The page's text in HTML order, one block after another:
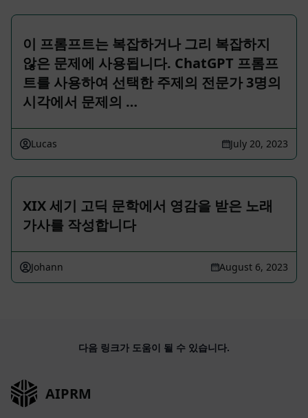
이 프롬프트는 복잡하거나 그리 복잡하지
않은 문제에 사용됩니다. ChatGPT 프롬프
트를 사용하여 선택한 주제의 전문가 3명의
시각에서 문제의 …
Lucas July 20, 2023
XIX 세기 고딕 문학에서 영감을 받은 노래
가사를 작성합니다
Johann August 6, 2023
다음 링크가 도움이 될 수 있습니다.
AIPRM